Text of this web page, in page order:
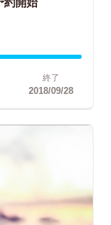
終了
2018/09/28